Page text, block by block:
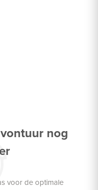
nog
voor de optimale